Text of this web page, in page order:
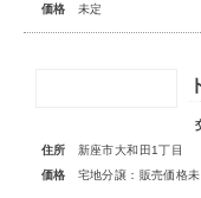
価格
未定
住所
新座市大和田1丁目
価格
宅地分譲：販売価格